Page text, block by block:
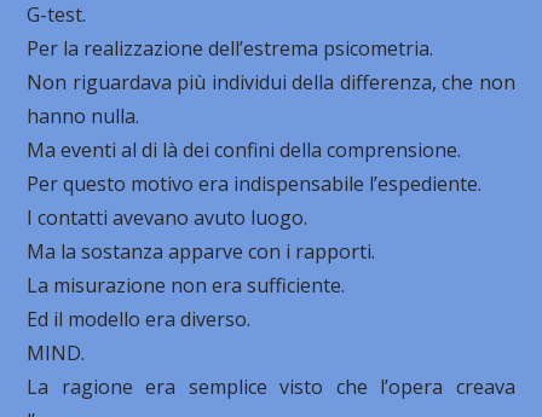
G-test.
Per la realizzazione dell’estrema psicometria.
Non riguardava più individui della differenza, che non
hanno nulla.
Ma eventi al di là dei confini della comprensione.
Per questo motivo era indispensabile l’espediente.
I contatti avevano avuto luogo.
Ma la sostanza apparve con i rapporti.
La misurazione non era sufficiente.
Ed il modello era diverso.
MIND.
La ragione era semplice visto che l’opera creava